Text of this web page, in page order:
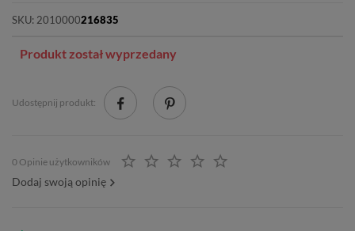
SKU: 2010000216835
Produkt został wyprzedany
Udostępnij produkt:
0 Opinie użytkowników
Dodaj swoją opinię